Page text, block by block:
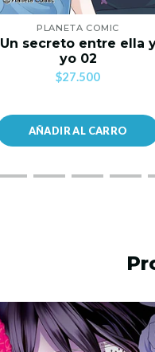
PLANETA COMIC
Un secreto entre ella
yo 02
$27.500
AÑADIR AL CARRO